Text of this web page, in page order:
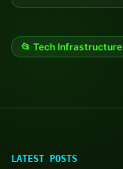
📂 Tech Infrastructure
LATEST POSTS